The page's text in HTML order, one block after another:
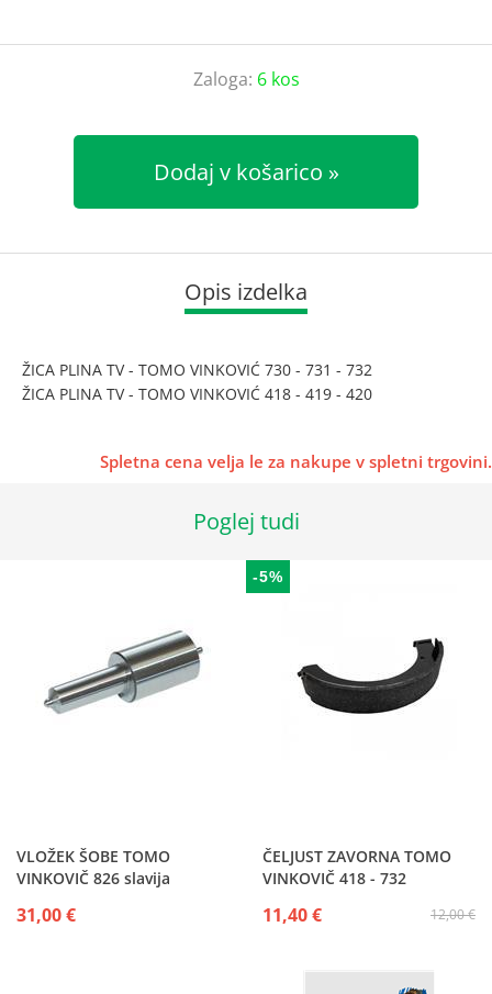
Zaloga: 6 kos
Dodaj v košarico
Opis izdelka
ŽICA PLINA TV - TOMO VINKOVIĆ 730 - 731 - 732
ŽICA PLINA TV - TOMO VINKOVIĆ 418 - 419 - 420
Spletna cena velja le za nakupe v spletni trgovini.
Poglej tudi
VLOŽEK ŠOBE TOMO
VINKOVIČ 826 slavija
31,00 €
-5%
ČELJUST ZAVORNA TOMO
VINKOVIČ 418 - 732
12,00 €
11,40 €